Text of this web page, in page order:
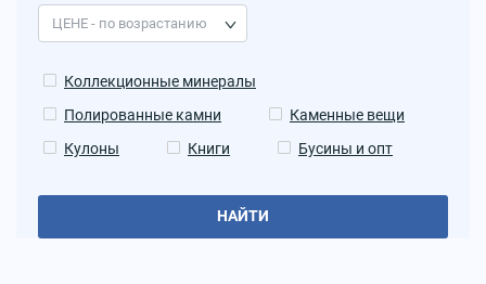
Коллекционные минералы
Полированные камни
Каменные вещи
Кулоны
Книги Бусины и опт
НАЙТИ